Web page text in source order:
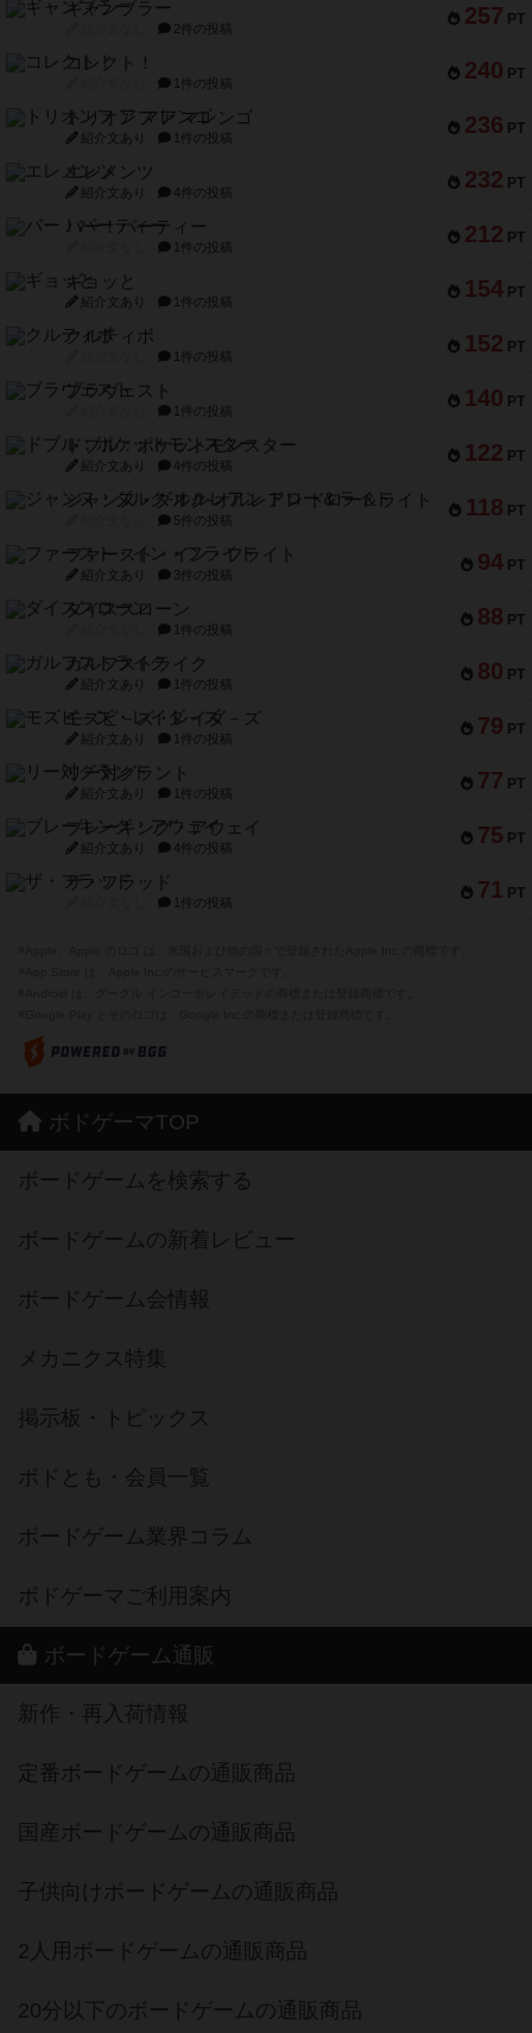
257 PT
ギャンブラー
2件の投稿
240 PT
コレクト！
1件の投稿
236 PT
トリオンフ ア マレンゴ
紹介文あり 1件の投稿
232 PT
エレメンツ
紹介文あり 4件の投稿
212 PT
バー！パーティー
1件の投稿
154 PT
ギョッと
紹介文あり 1件の投稿
152 PT
クルティボ
1件の投稿
140 PT
ブラヴェスト
1件の投稿
122 PT
ドブル：ポケットモンスター
紹介文あり 4件の投稿
118 PT
ジャンヌ・ダルク-オルレアン ドロー＆ライト
5件の投稿
94 PT
ファースト・イン・フライト
紹介文あり 3件の投稿
88 PT
ダイススローン
1件の投稿
80 PT
ガルフストライク
紹介文あり 1件の投稿
79 PT
モズビ－ズ・レイダ－ズ
紹介文あり 1件の投稿
77 PT
リー対グラント
紹介文あり 1件の投稿
75 PT
ブレーキング・アウェイ
紹介文あり 4件の投稿
71 PT
ザ・フラッド
1件の投稿
ボドゲーマTOP
ボードゲームを検索する
ボードゲームの新着レビュー
ボードゲーム会情報
メカニクス特集
掲示板・トピックス
ボドとも・会員一覧
ボードゲーム業界コラム
ボドゲーマご利用案内
ボードゲーム通販
新作・再入荷情報
定番ボードゲームの通販商品
国産ボードゲームの通販商品
子供向けボードゲームの通販商品
2人用ボードゲームの通販商品
20分以下のボードゲームの通販商品